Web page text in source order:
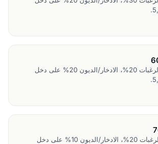
الاحتياجات 60%، الرغبات 20%، الادخار/الديون 20% على دخل
الاحتياجات 70%، الرغبات 20%، الادخار/الديون 10% على دخل